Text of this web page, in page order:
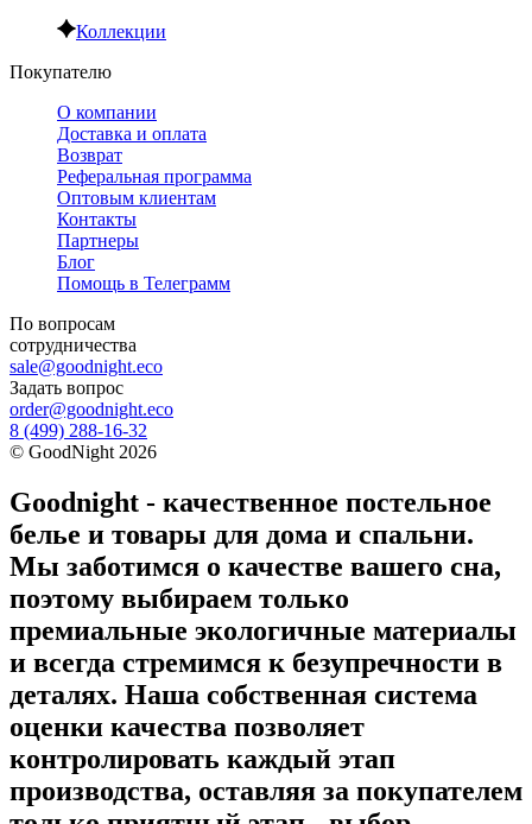
Коллекции
Покупателю
О компании
Доставка и оплата
Возврат
Реферальная программа
Оптовым клиентам
Контакты
Партнеры
Блог
Помощь в Телеграмм
По вопросам
сотрудничества
sale@goodnight.eco
Задать вопрос
order@goodnight.eco
8 (499) 288-16-32
© GoodNight 2026
Goodnight - качественное постельное
белье и товары для дома и спальни.
Мы заботимся о качестве вашего сна,
поэтому выбираем только
премиальные экологичные материалы
и всегда стремимся к безупречности в
деталях. Наша собственная система
оценки качества позволяет
контролировать каждый этап
производства, оставляя за покупателем